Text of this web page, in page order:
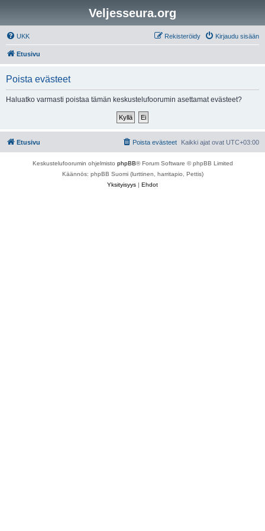
Veljesseura.org
UKK Kirjaudu sisään
Rekisteröidy
Etusivu
Poista evästeet
Haluatko varmasti poistaa tämän keskustelufoorumin asettamat evästeet?
Etusivu Kaikki ajat ovat UTC+03:00
Poista evästeet
Keskustelufoorumin ohjelmisto phpBB® Forum Software © phpBB Limited
Käännös: phpBB Suomi (lurttinen, harritapio, Pettis)
Yksityisyys | Ehdot